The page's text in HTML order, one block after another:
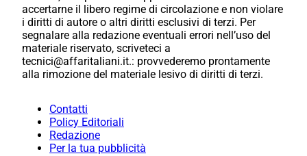
accertarne il libero regime di circolazione e non violare
i diritti di autore o altri diritti esclusivi di terzi. Per
segnalare alla redazione eventuali errori nell’uso del
materiale riservato, scriveteci a
tecnici@affaritaliani.it.: provvederemo prontamente
alla rimozione del materiale lesivo di diritti di terzi.
Contatti
Policy Editoriali
Redazione
Per la tua pubblicità